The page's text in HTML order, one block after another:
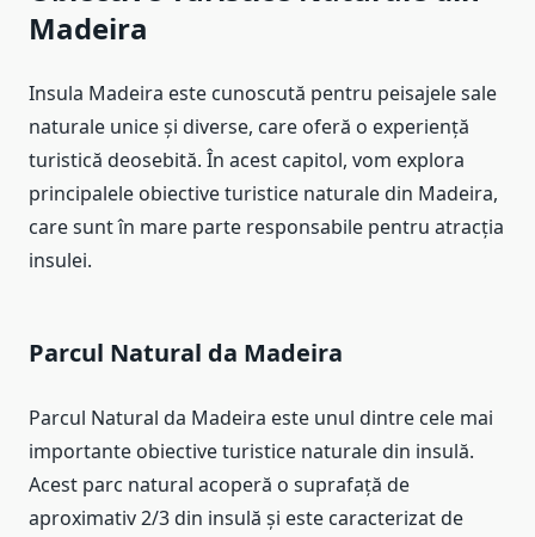
Madeira
Insula Madeira este cunoscută pentru peisajele sale
naturale unice și diverse, care oferă o experiență
turistică deosebită. În acest capitol, vom explora
principalele obiective turistice naturale din Madeira,
care sunt în mare parte responsabile pentru atracția
insulei.
Parcul Natural da Madeira
Parcul Natural da Madeira este unul dintre cele mai
importante obiective turistice naturale din insulă.
Acest parc natural acoperă o suprafață de
aproximativ 2/3 din insulă și este caracterizat de